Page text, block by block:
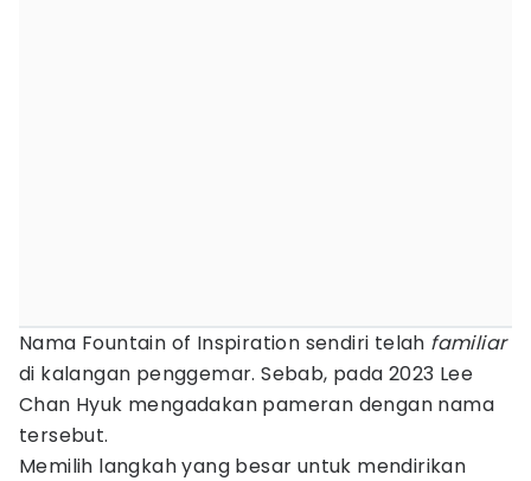
Nama Fountain of Inspiration sendiri telah familiar
di kalangan penggemar. Sebab, pada 2023 Lee
Chan Hyuk mengadakan pameran dengan nama
tersebut.
Memilih langkah yang besar untuk mendirikan